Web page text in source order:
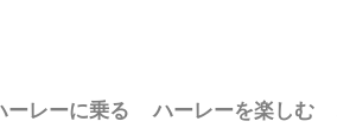
ーレーに乗る ハーレーを楽しむ